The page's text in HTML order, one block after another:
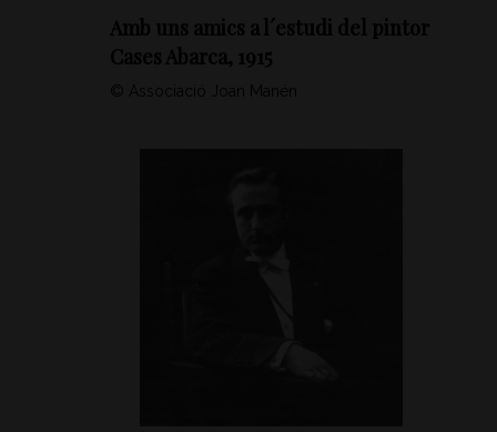
Amb uns amics a l´estudi del pintor
Cases Abarca, 1915
© Associació Joan Manén